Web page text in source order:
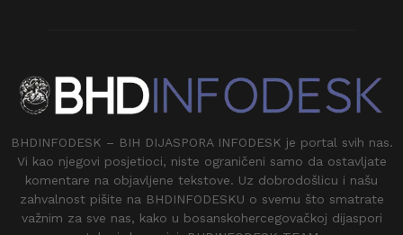
BHDINFODESK – BIH DIJASPORA INFODESK je portal svih nas.
Vi kao njegovi posjetioci, niste ograničeni samo da ostavljate
komentare na objavljene tekstove. Uz dobrodošlicu i našu
zahvalnost pišite na BHDINFODESKU o svemu što smatrate
važnim za sve nas, kako u bosanskohercegovačkoj dijaspori